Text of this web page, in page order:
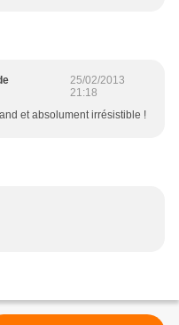
25/02/2013
21:18
et absolument irrésistible !